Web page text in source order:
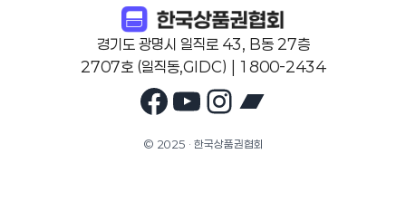
경기도 광명시 일직로 43, B동 27층
2707호 (일직동,GIDC) | 1800-2434
Facebook
YouTube
Instagram
© 2025 · 한국상품권협회